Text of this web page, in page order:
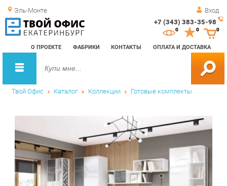
Эль-Монте Вход
+7 (343) 383-35-98
О ПРОЕКТЕ ФАБРИКИ КОНТАКТЫ ОПЛАТА И ДОСТАВКА
0 0
Твой Офис Каталог Коллекции Готовые комплекты